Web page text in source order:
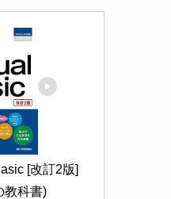
[改訂2版]
教科書)